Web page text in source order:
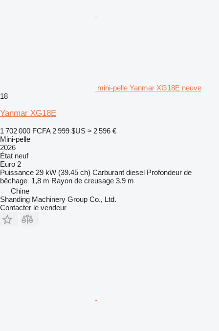
mini-pelle Yanmar XG18E neuve
18
Yanmar XG18E
1 702 000 FCFA 2 999 $US ≈ 2 596 €
Mini-pelle
2026
État neuf
Euro 2
Puissance 29 kW (39.45 ch) Carburant diesel Profondeur de
bêchage 1,8 m Rayon de creusage 3,9 m
Chine
Shanding Machinery Group Co., Ltd.
Contacter le vendeur